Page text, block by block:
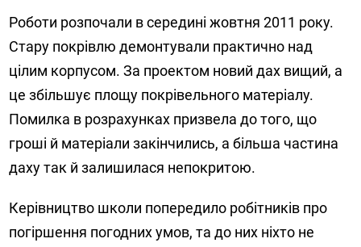
Роботи розпочали в середині жовтня 2011 року.
Стару покрівлю демонтували практично над
цілим корпусом. За проектом новий дах вищий, а
це збільшує площу покрівельного матеріалу.
Помилка в розрахунках призвела до того, що
гроші й матеріали закінчились, а більша частина
даху так й залишилася непокритою.
Керівництво школи попередило робітників про
погіршення погодних умов, та до них ніхто не